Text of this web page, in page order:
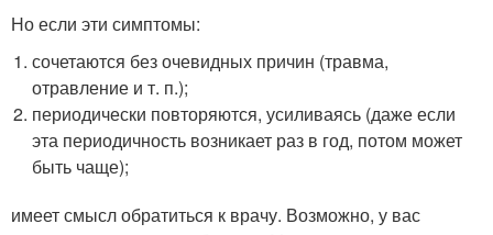
Но если эти симптомы:
сочетаются без очевидных причин (травма,
отравление и т. п.);
периодически повторяются, усиливаясь (даже если
эта периодичность возникает раз в год, потом может
быть чаще);
имеет смысл обратиться к врачу. Возможно, у вас